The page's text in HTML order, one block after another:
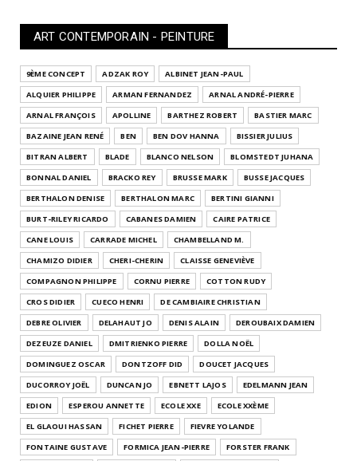
ART CONTEMPORAIN - PEINTURE
9ÈME CONCEPT ADZAK ROY
ALBINET JEAN-PAUL
ALQUIER PHILIPPE
ARMAN FERNANDEZ
ARNAL ANDRÉ-PIERRE
ARNAL FRANÇOIS
APOLLINE BARTHEZ ROBERT
BASTIER MARC
BAZAINE JEAN RENÉ
BEN BEN DOV HANNA
BISSIER JULIUS
BITRAN ALBERT
BLADE BLANCO NELSON
BLOMSTEDT JUHANA
BONNAL DANIEL
BRACKO REY BRUSSE MARK
BUSSE JACQUES
BERTHALON DENISE
BERTHALON MARC
BERTINI GIANNI
BURT-RILEY RICARDO
CABANES DAMIEN
CAIRE PATRICE
CANE LOUIS
CARRADE MICHEL
CHAMBELLAND M.
CHAMIZO DIDIER
CHERI-CHERIN
CLAISSE GENEVIÈVE
COMPAGNON PHILIPPE
CORNU PIERRE
COTTON RUDY
CROS DIDIER
CUECO HENRI
DE CAMBIAIRE CHRISTIAN
DEBRE OLIVIER
DELAHAUT JO DENIS ALAIN
DEROUBAIX DAMIEN
DEZEUZE DANIEL
DMITRIENKO PIERRE
DOLLA NOËL
DOMINGUEZ OSCAR
DONTZOFF DID
DOUCET JACQUES
DUCORROY JOËL
DUNCAN JO EBNETT LAJOS
EDELMANN JEAN
EDION
ESPEROU ANNETTE ECOLE XXE
ECOLE XXÈME
EL GLAOUI HASSAN
FICHET PIERRE
FIEVRE YOLANDE
FONTAINE GUSTAVE
FORMICA JEAN-PIERRE
FORSTER FRANK